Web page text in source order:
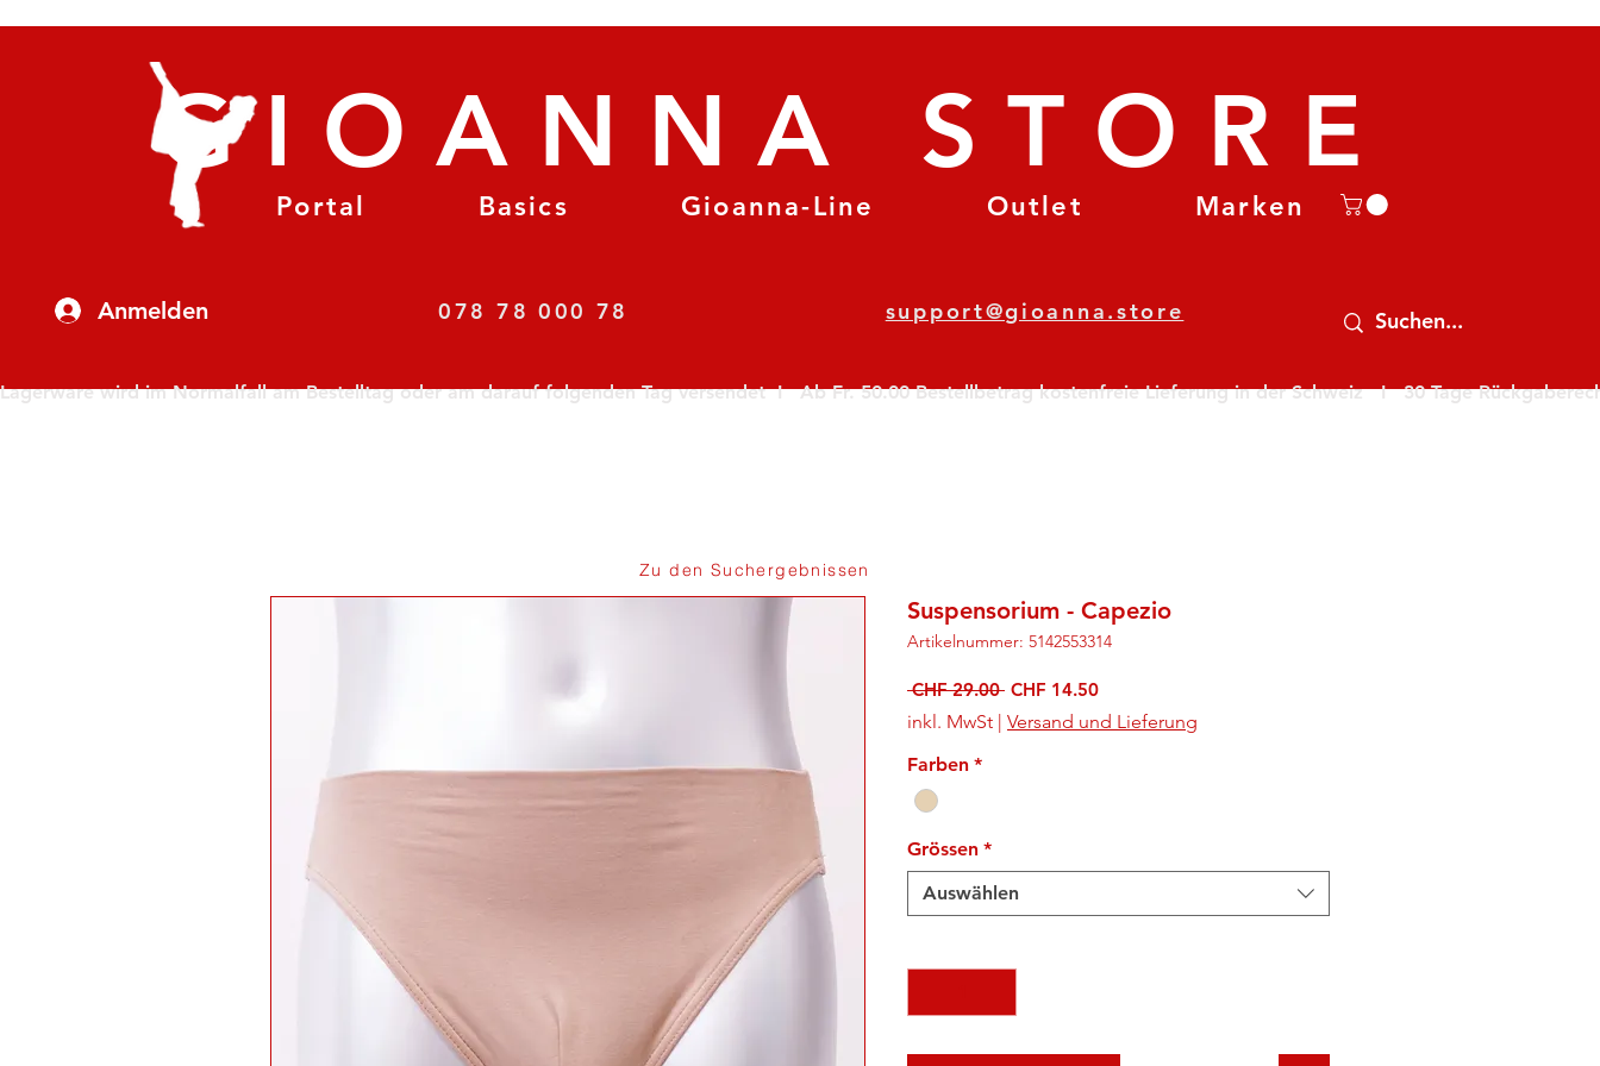
Anmelden
Portal Basics Gioanna-Line Outlet Marken
GIOANNA STORE
078 78 000 78 support@gioanna.store
Lagerware wird im Normalfall am Bestelltag oder am darauf folgenden Tag versendet  I   Ab Fr. 50.00 Bestellbetrag kostenfreie Lieferung in der Schweiz   I   30 Tage
Suspensorium - Capezio
Artikelnummer: 5142553314
CHF 29.00 Standardpreis
CHF 14.50Sale-
Preis
inkl. MwSt | Versand und Lieferung
Farben *
Grössen *
Auswählen
Zu den Suchergebnissen